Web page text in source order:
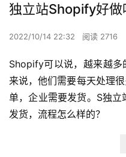
独立站Shopify好
2022/10/14 22:32 阅读 2716
Shopify可以说，越来越多
来说，他们需要每天处理
单，企业需要发货。S独
发货，流程怎么样的？